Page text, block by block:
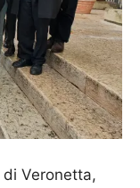
Veronetta,